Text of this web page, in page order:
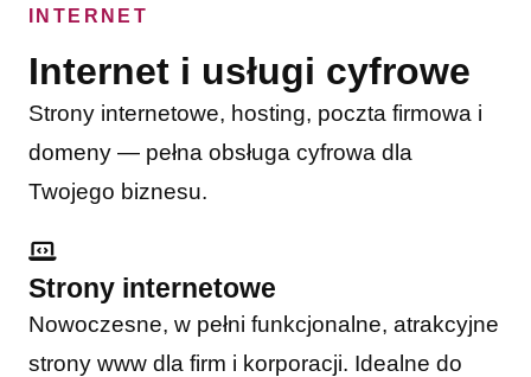
INTERNET
Internet i usługi cyfrowe
Strony internetowe, hosting, poczta firmowa i
domeny — pełna obsługa cyfrowa dla
Twojego biznesu.
Strony internetowe
Nowoczesne, w pełni funkcjonalne, atrakcyjne
strony www dla firm i korporacji. Idealne do